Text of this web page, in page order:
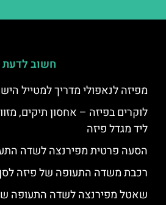
חשוב לדעת
מפיזה לנאפולי מדריך למטייל
לוקרים בפיזה – אחסון תיקים,
ליד מגדל פיזה
הסעה פרטית מפירנצה לשדה
רכבת משדה התעופה של פיזה לסן
שאטל מפירנצה לשדה התעופה